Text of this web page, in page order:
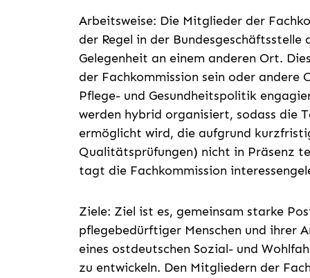
Arbeitsweise: Die Mitglieder der
der Regel in der
Gelegenheit an einem anderen Ort.
der Fachkommission sein oder andere
Pflege- und Gesundheitspolitik
werden hybrid organisiert, sodass die
ermöglicht wird, die aufgrund
Qualitätsprüfungen) nicht in Präsenz
tagt die Fachkommission
Ziele: Ziel ist es, gemeinsam starke
pflegebedürftiger Menschen und ihrer
eines ostdeutschen Sozial- und
zu entwickeln. Den Mitgliedern der